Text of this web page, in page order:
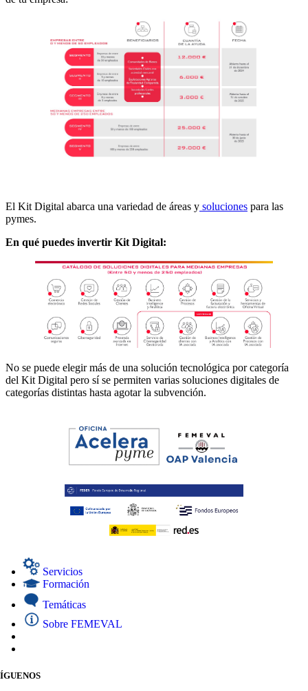
El Kit Digital abarca una variedad de áreas y soluciones para las
pymes.
En qué puedes invertir Kit Digital:
No se puede elegir más de una solución tecnológica por categoría
del Kit Digital pero sí se permiten varias soluciones digitales de
categorías distintas hasta agotar la subvención.
Servicios
Formación
Temáticas
Sobre FEMEVAL